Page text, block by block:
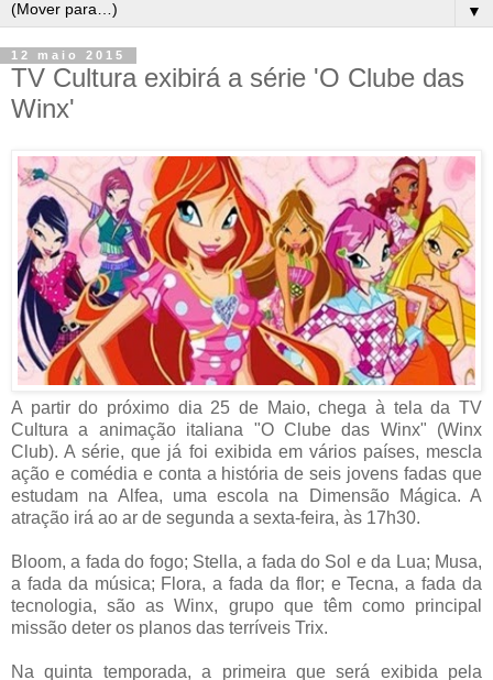
▼
12 maio 2015
TV Cultura exibirá a série 'O Clube das
Winx'
A partir do próximo dia 25 de Maio, chega à tela da TV
Cultura a animação italiana "O Clube das Winx" (Winx
Club). A série, que já foi exibida em vários países, mescla
ação e comédia e conta a história de seis jovens fadas que
estudam na Alfea, uma escola na Dimensão Mágica. A
atração irá ao ar de segunda a sexta-feira, às 17h30.
Bloom, a fada do fogo; Stella, a fada do Sol e da Lua; Musa,
a fada da música; Flora, a fada da flor; e Tecna, a fada da
tecnologia, são as Winx, grupo que têm como principal
missão deter os planos das terríveis Trix.
Na quinta temporada, a primeira que será exibida pela